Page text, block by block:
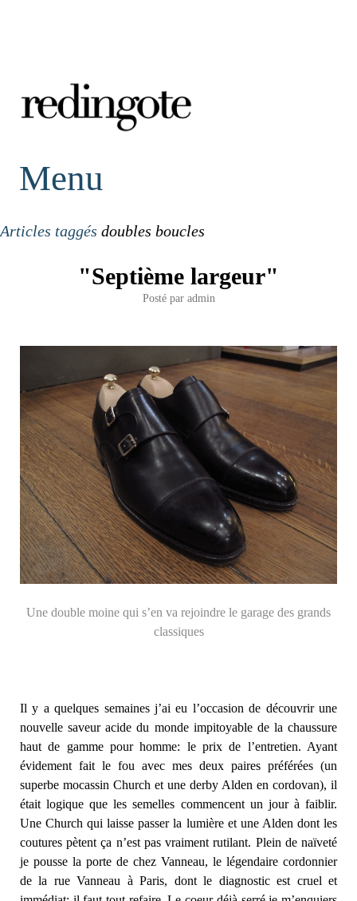
redingote.
Menu
Articles taggés doubles boucles
"Septième largeur"
Posté par admin
Une double moine qui s’en va rejoindre le garage des grands
classiques
Il y a quelques semaines j’ai eu l’occasion de découvrir une
nouvelle saveur acide du monde impitoyable de la chaussure
haut de gamme pour homme: le prix de l’entretien. Ayant
évidement fait le fou avec mes deux paires préférées (un
superbe mocassin Church et une derby Alden en cordovan), il
était logique que les semelles commencent un jour à faiblir.
Une Church qui laisse passer la lumière et une Alden dont les
coutures pètent ça n’est pas vraiment rutilant. Plein de naïveté
je pousse la porte de chez Vanneau, le légendaire cordonnier
de la rue Vanneau à Paris, dont le diagnostic est cruel et